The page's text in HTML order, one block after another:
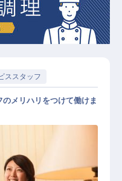
ススタッフ
メリハリをつけて働けま